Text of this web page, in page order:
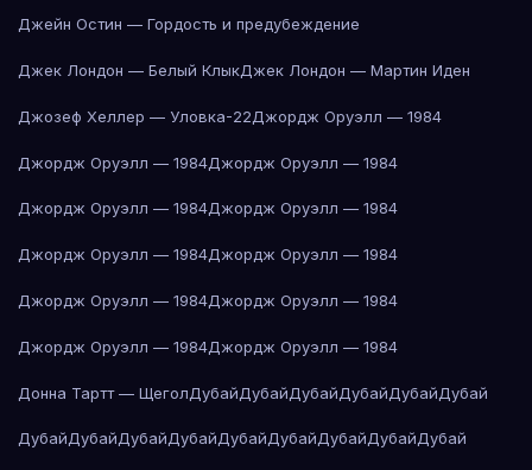
Джейн Остин — Гордость и предубеждение
Джек Лондон — Белый КлыкДжек Лондон — Мартин Иден
Джозеф Хеллер — Уловка-22Джордж Оруэлл — 1984
Джордж Оруэлл — 1984Джордж Оруэлл — 1984
Джордж Оруэлл — 1984Джордж Оруэлл — 1984
Джордж Оруэлл — 1984Джордж Оруэлл — 1984
Джордж Оруэлл — 1984Джордж Оруэлл — 1984
Джордж Оруэлл — 1984Джордж Оруэлл — 1984
Донна Тартт — ЩеголДубайДубайДубайДубайДубайДубай
ДубайДубайДубайДубайДубайДубайДубайДубайДубай